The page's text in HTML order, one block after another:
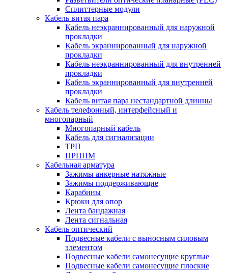
Сплиттерные модули
Кабель витая пара
Кабель неэкраннированный для наружной
прокладки
Кабель экраннированный для наружной
прокладки
Кабель неэкраннированный для внутренней
прокладки
Кабель экраннированный для внутренней
прокладки
Кабель витая пара нестандартной длинны
Кабель телефонный, интерфейсный и
многопарный
Многопарный кабель
Кабель для сигнализации
ТРП
ПРППМ
Кабельная арматура
Зажимы анкерные натяжные
Зажимы поддерживающие
Карабины
Крюки для опор
Лента бандажная
Лента сигнальная
Кабель оптический
Подвесные кабели с выносным силовым
элементом
Подвесные кабели самонесущие круглые
Подвесные кабели самонесущие плоские